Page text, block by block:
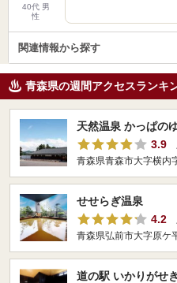
40代 男
性
関連情報から探す
青森県の週間アクセスランキ
天然温泉 かっぱの
3.9
青森県青森市大字横内
せせらぎ温泉
4.2
青森県弘前市大字原ケ
道の駅 いかりがせ